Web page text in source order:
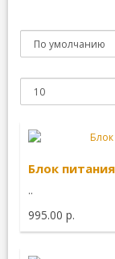
Блок питания
..
995.00 р.